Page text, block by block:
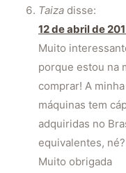
Taiza disse:
12 de abril de
Muito
porque estou na
comprar! A
máquinas tem
adquiridas no
equivalentes, né?
Muito obrigada